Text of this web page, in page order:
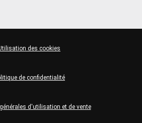
d'utilisation et de vente
de confidentialité
des cookies